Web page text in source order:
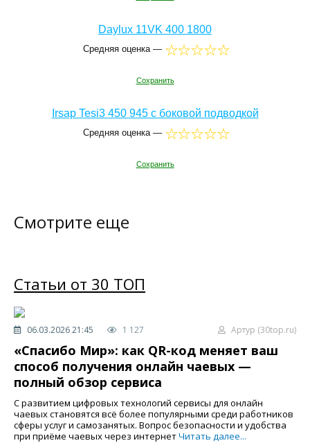
Daylux 11VK 400 1800
Средняя оценка —
Сохранить
Irsap Tesi3 450 945 с боковой подводкой
Средняя оценка —
Сохранить
Смотрите еще
Статьи от 30 ТОП
06.03.2026 21:45 1 127 Артур (30top.ru)
«Спасибо Мир»: как QR-код меняет ваш
способ получения онлайн чаевых —
полный обзор сервиса
С развитием цифровых технологий сервисы для онлайн
чаевых становятся всё более популярными среди работников
сферы услуг и самозанятых. Вопрос безопасности и удобства
при приёме чаевых через интернетЧитать далее...